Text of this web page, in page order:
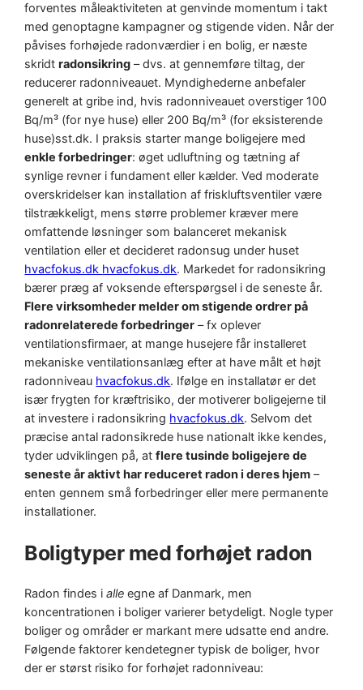
forventes måleaktiviteten at genvinde momentum i takt
med genoptagne kampagner og stigende viden. Når der
påvises forhøjede radonværdier i en bolig, er næste
skridtradonsikring – dvs. at gennemføre tiltag, der
reducerer radonniveauet. Myndighederne anbefaler
generelt at gribe ind, hvis radonniveauet overstiger 100
Bq/m³ (for nye huse) eller 200 Bq/m³ (for eksisterende
huse)sst.dk. I praksis starter mange boligejere med
enkle forbedringer: øget udluftning og tætning af
synlige revner i fundament eller kælder. Ved moderate
overskridelser kan installation af friskluftsventiler være
tilstrækkeligt, mens større problemer kræver mere
omfattende løsninger som balanceret mekanisk
ventilation eller et decideret radonsug under huset
hvacfokus.dk hvacfokus.dk. Markedet for radonsikring
bærer præg af voksende efterspørgsel i de seneste år.
Flere virksomheder melder om stigende ordrer på
radonrelaterede forbedringer – fx oplever
ventilationsfirmaer, at mange husejere får installeret
mekaniske ventilationsanlæg efter at have målt et højt
radonniveau hvacfokus.dk. Ifølge en installatør er det
især frygten for kræftrisiko, der motiverer boligejerne til
at investere i radonsikring hvacfokus.dk. Selvom det
præcise antal radonsikrede huse nationalt ikke kendes,
tyder udviklingen på, atflere tusinde boligejere de
seneste år aktivt har reduceret radon i deres hjem –
enten gennem små forbedringer eller mere permanente
installationer.
Boligtyper med forhøjet radon
Radon findes ialle egne af Danmark, men
koncentrationen i boliger varierer betydeligt. Nogle typer
boliger og områder er markant mere udsatte end andre.
Følgende faktorer kendetegner typisk de boliger, hvor
der er størst risiko for forhøjet radonniveau: